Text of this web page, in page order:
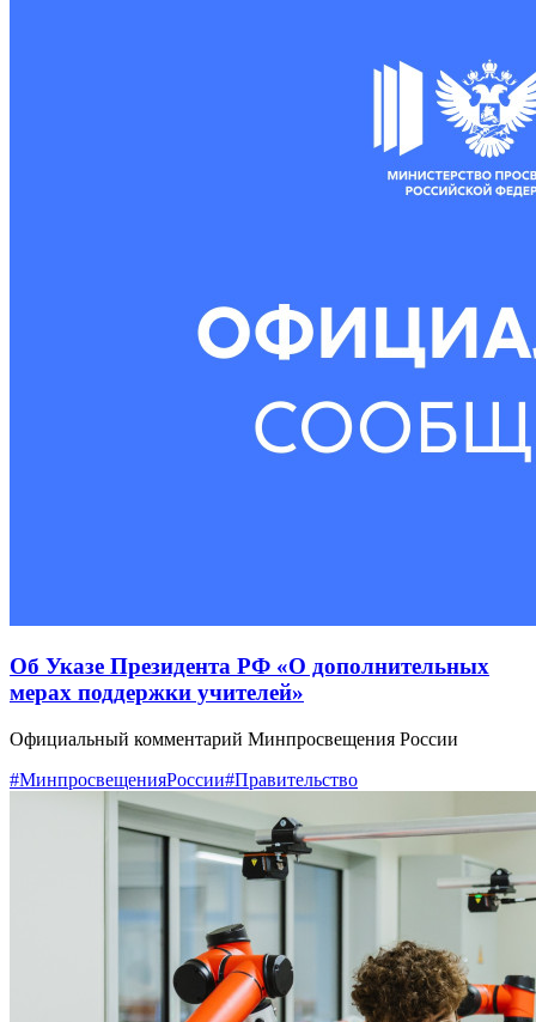
Об Указе Президента РФ «О дополнительных
мерах поддержки учителей»
Официальный комментарий Минпросвещения России
#МинпросвещенияРоссии#Правительство